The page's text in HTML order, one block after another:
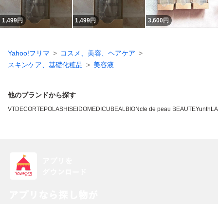
1,499円 1,499円 3,600円
Yahoo!フリマ
コスメ、美容、ヘアケア
スキンケア、基礎化粧品
美容液
他のブランドから探す
VTDECORTEPOLASHISEIDOMEDICUBEALBIONcle de peau BEAUTEYunth